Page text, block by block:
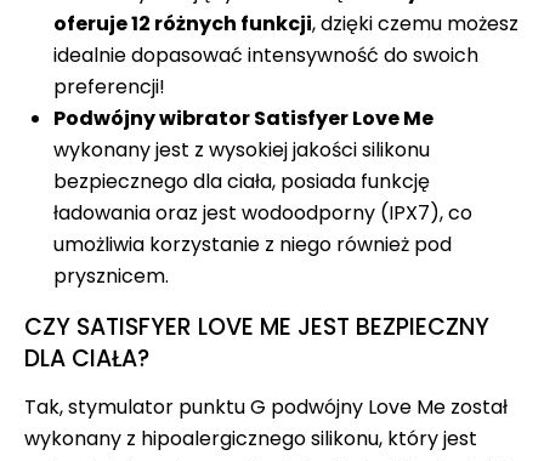
oferuje 12 różnych funkcji, dzięki czemu możesz
idealnie dopasować intensywność do swoich
preferencji!
Podwójny wibrator Satisfyer Love Me
wykonany jest z wysokiej jakości silikonu
bezpiecznego dla ciała, posiada funkcję
ładowania oraz jest wodoodporny (IPX7), co
umożliwia korzystanie z niego również pod
prysznicem.
CZY SATISFYER LOVE ME JEST BEZPIECZNY
DLA CIAŁA?
Tak, stymulator punktu G podwójny Love Me został
wykonany z hipoalergicznego silikonu, który jest